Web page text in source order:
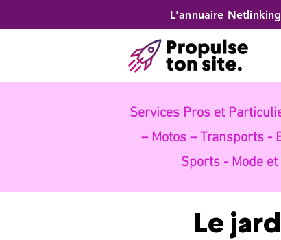
L'annuaire
Services Pros et
– Motos – Transports -
Sports - Mode
Le